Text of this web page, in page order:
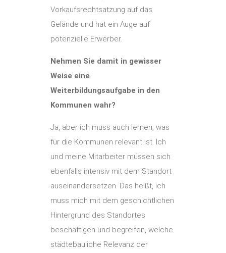
Vorkaufsrechtsatzung auf das
Gelände und hat ein Auge auf
potenzielle Erwerber.
Nehmen Sie damit in gewisser
Weise eine
Weiterbildungsaufgabe in den
Kommunen wahr?
Ja, aber ich muss auch lernen, was
für die Kommunen relevant ist. Ich
und meine Mitarbeiter müssen sich
ebenfalls intensiv mit dem Standort
auseinandersetzen. Das heißt, ich
muss mich mit dem geschichtlichen
Hintergrund des Standortes
beschäftigen und begreifen, welche
städtebauliche Relevanz der